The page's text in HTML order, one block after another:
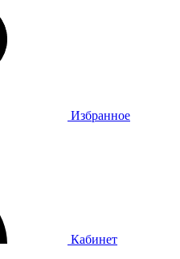
Избранное
Кабинет